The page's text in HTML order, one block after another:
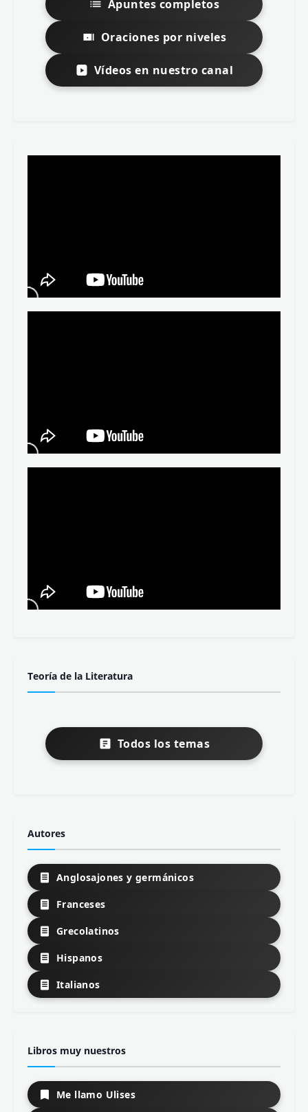
Apuntes completos
Oraciones por niveles
Vídeos en nuestro canal
Teoría de la Literatura
Todos los temas
Autores
Anglosajones y germánicos
Franceses
Grecolatinos
Hispanos
Italianos
Libros muy nuestros
Me llamo Ulises